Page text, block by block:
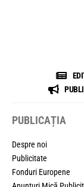
PUBLICAȚIA
Despre noi
Publicitate
Fonduri Europene